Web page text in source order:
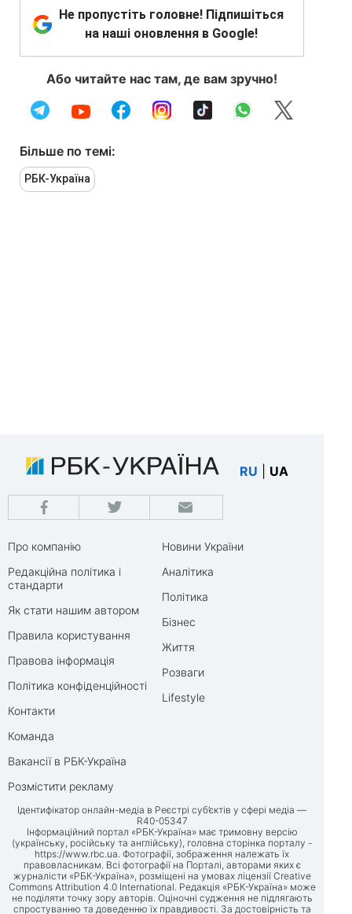
Не пропустіть головне! Підпишіться
на наші оновлення в Google!
Або читайте нас там, де вам зручно!
Більше по темі:
РБК-Україна
RU UA
Про компанію
Редакційна політика і
стандарти
Як стати нашим автором
Правила користування
Правова інформація
Політика конфіденційності
Контакти
Команда
Вакансії в РБК-Україна
Розмістити рекламу
Новини України
Аналітика
Політика
Бізнес
Життя
Розваги
Lifestyle
Ідентифікатор онлайн-медіа в Реєстрі суб’єктів у сфері медіа —
R40-05347
Інформаційний портал «РБК-Україна» має тримовну версію
(українську, російську та англійську), головна сторінка порталу -
https://www.rbc.ua. Фотографії, зображення належать їх
правовласникам. Всі фотографії на Порталі, авторами яких є
журналісти «РБК-Україна», розміщені на умовах ліцензії Creative
Commons Attribution 4.0 International. Редакція «РБК-Україна» може
не поділяти точку зору авторів. Оціночні судження не підлягають
спростуванню та доведенню їх правдивості. За достовірність та